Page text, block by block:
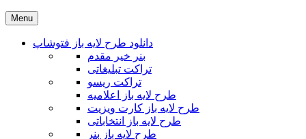
Menu
دانلود طرح لایه باز فتوشاپ
بنر خیر مقدم
تراکت تبلیغاتی
تراکت ریسو
طرح لایه باز اعلامیه
طرح لایه باز کارت ویزیت
طرح لایه باز انتخاباتی
طرح لایه باز بنر